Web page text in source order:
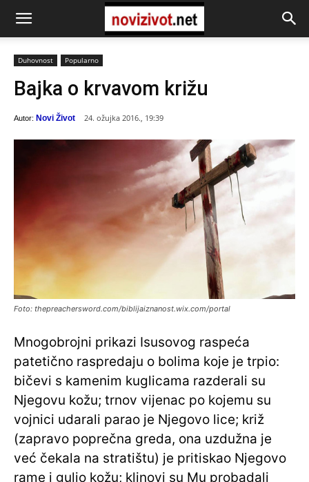
Duhovnost Popularno
Bajka o krvavom križu
Autor: Novi Život 24. ožujka 2016., 19:39
Foto: thepreachersword.com/biblijaiznanost.wix.com/portal
Mnogobrojni prikazi Isusovog raspeća
patetično raspredaju o bolima koje je trpio:
bičevi s kamenim kuglicama razderali su
Njegovu kožu; trnov vijenac po kojemu su
vojnici udarali parao je Njegovo lice; križ
(zapravo poprečna greda, ona uzdužna je
već čekala na stratištu) je pritiskao Njegovo
rame i gulio kožu; klinovi su Mu probadali